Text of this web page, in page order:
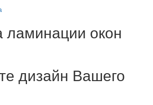
ламинации окон
дизайн Вашего